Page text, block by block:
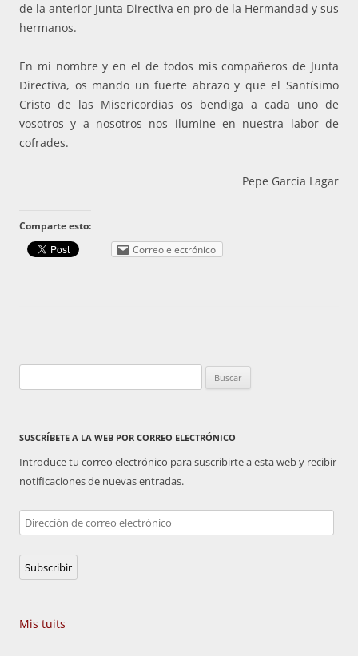
de la anterior Junta Directiva en pro de la Hermandad y sus
hermanos.
En mi nombre y en el de todos mis compañeros de Junta
Directiva, os mando un fuerte abrazo y que el Santísimo
Cristo de las Misericordias os bendiga a cada uno de
vosotros y a nosotros nos ilumine en nuestra labor de
cofrades.
Pepe García Lagar
Comparte esto:
Correo electrónico
SUSCRÍBETE A LA WEB POR CORREO ELECTRÓNICO
Introduce tu correo electrónico para suscribirte a esta web y recibir
notificaciones de nuevas entradas.
Dirección
de
correo
electrónico
Subscribir
Mis tuits